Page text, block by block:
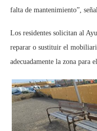
falta de mantenimiento”,
Los residentes solicitan al
reparar o sustituir el
adecuadamente la zona para